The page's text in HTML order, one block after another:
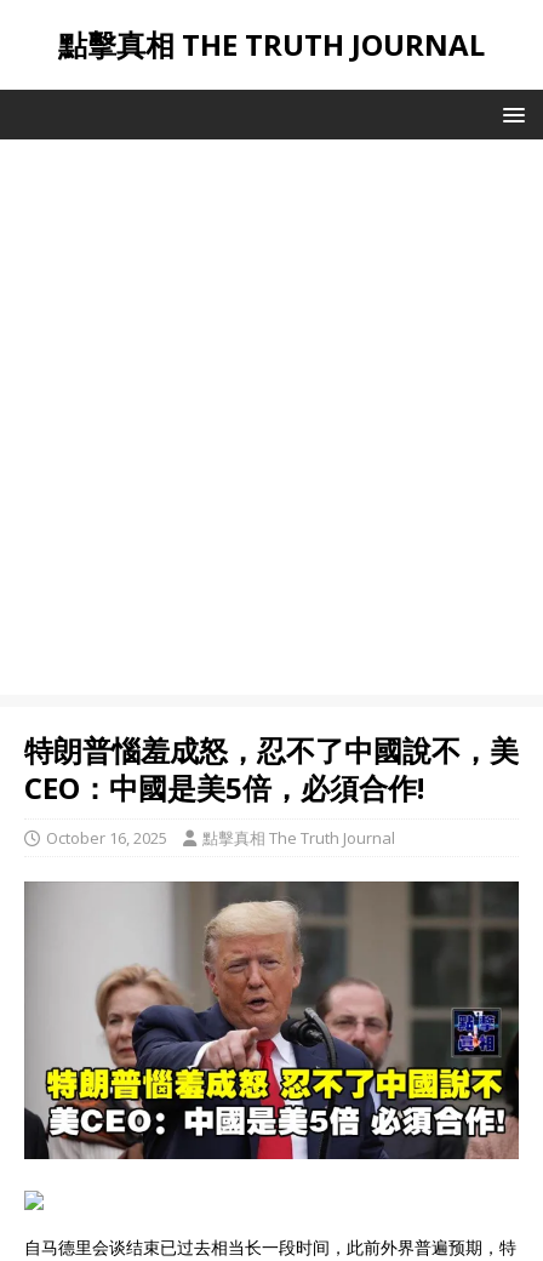
點擊真相 THE TRUTH JOURNAL
特朗普惱羞成怒，忍不了中國說不，美
CEO：中國是美5倍，必須合作!
October 16, 2025 點擊真相 The Truth Journal
自马德里会谈结束已过去相当长一段时间，此前外界普遍预期，特